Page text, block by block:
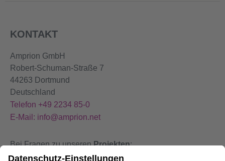
KONTAKT
Amprion GmbH
Robert-Schuman-Straße 7
44263 Dortmund
Deutschland
Telefon +49 2234 85-0
E-Mail: info@amprion.net
Bei Fragen zu unserenProjekten:
+49 800 584 9000